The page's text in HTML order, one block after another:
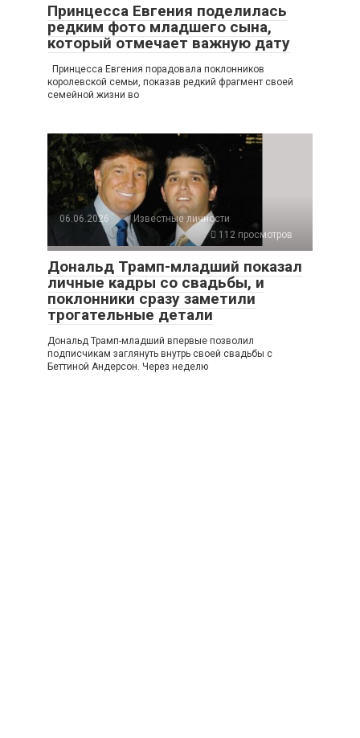
Принцесса Евгения поделилась
редким фото младшего сына,
который отмечает важную дату
Принцесса Евгения порадовала поклонников
королевской семьи, показав редкий фрагмент своей
семейной жизни во
06.06.2026
Известные личности
112 просмотров
Дональд Трамп-младший показал
личные кадры со свадьбы, и
поклонники сразу заметили
трогательные детали
Дональд Трамп-младший впервые позволил
подписчикам заглянуть внутрь своей свадьбы с
Беттиной Андерсон. Через неделю